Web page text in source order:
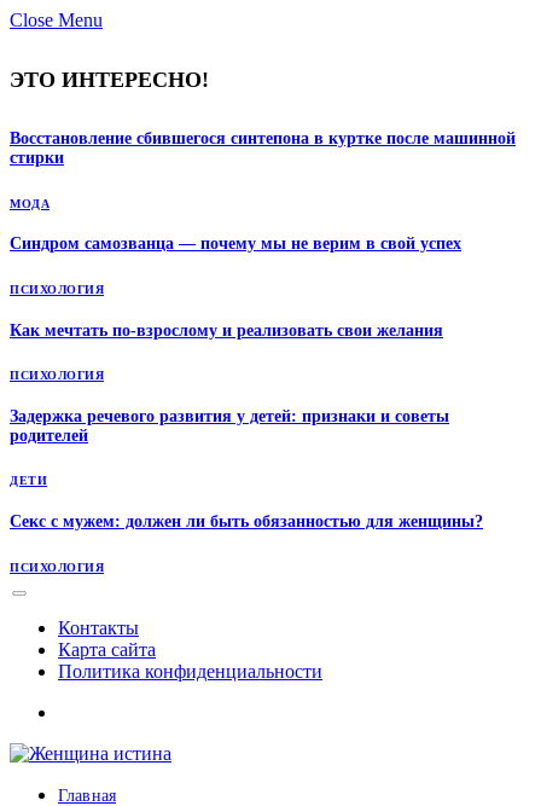
Close Menu
ЭТО ИНТЕРЕСНО!
Восстановление сбившегося синтепона в куртке после машинной
стирки
МОДА
Синдром самозванца — почему мы не верим в свой успех
ПСИХОЛОГИЯ
Как мечтать по-взрослому и реализовать свои желания
ПСИХОЛОГИЯ
Задержка речевого развития у детей: признаки и советы
родителей
ДЕТИ
Секс с мужем: должен ли быть обязанностью для женщины?
ПСИХОЛОГИЯ
Контакты
Карта сайта
Политика конфиденциальности
Главная